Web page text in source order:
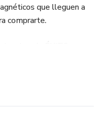
que lleguen a
comprarte.
DIGITAL, pero
que no